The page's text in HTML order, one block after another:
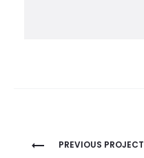
ProjectPREVIOUS PROJECT